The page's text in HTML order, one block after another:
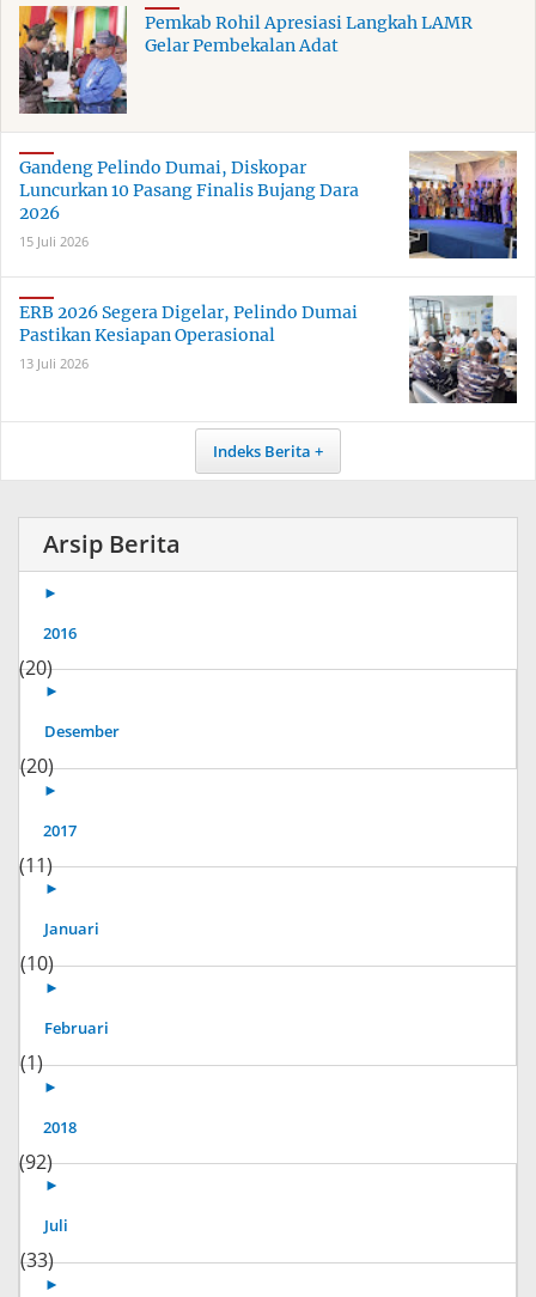
Pemkab Rohil Apresiasi Langkah LAMR
Gelar Pembekalan Adat
Gandeng Pelindo Dumai, Diskopar
Luncurkan 10 Pasang Finalis Bujang Dara
2026
15 Juli 2026
ERB 2026 Segera Digelar, Pelindo Dumai
Pastikan Kesiapan Operasional
13 Juli 2026
Indeks Berita
Arsip Berita
►
2016
(20)
►
Desember
(20)
►
2017
(11)
►
Januari
(10)
►
Februari
(1)
►
2018
(92)
►
Juli
(33)
►